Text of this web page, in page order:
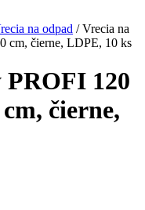
na odpad /Vrecia na
cm, čierne, LDPE, 10 ks
PROFI 120
čierne,